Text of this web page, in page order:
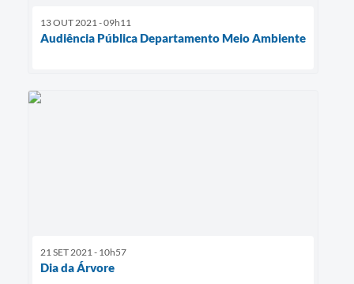
13 OUT 2021 - 09h11
Audiência Pública Departamento Meio Ambiente
21 SET 2021 - 10h57
Dia da Árvore